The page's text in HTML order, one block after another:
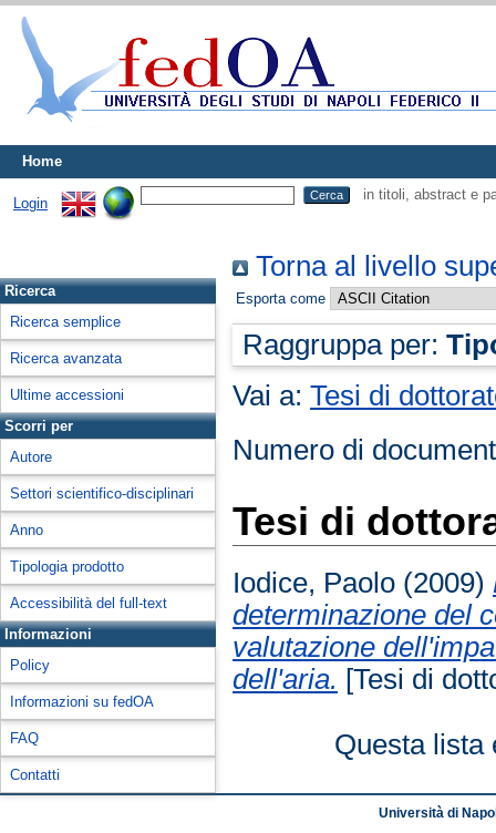
Home
Login
in titoli, abstract e
Ricerca
Ricerca semplice
Ricerca avanzata
Ultime accessioni
Scorri per
Autore
Settori scientifico-disciplinari
Anno
Tipologia prodotto
Accessibilità del full-text
Informazioni
Policy
Informazioni su fedOA
FAQ
Contatti
Torna al livello
Esporta come
Raggruppa per:
Vai a:Tesi di
Numero di
Tesi di
Iodice, Paolo (2009)
determinazione del
valutazione
dell'aria. [Tesi di
Questa lista
Università di